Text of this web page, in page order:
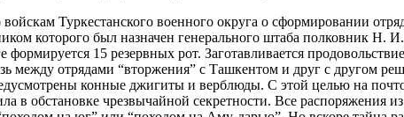
Туркестанского военного округа о сформировании
которого был назначен генерального штаба полковник
15 резервных рот. Заготавливается
между отрядами “вторжения” с Ташкентом и друг с
конные джигиты и верблюды. С этой целью на
в обстановке чрезвычайной секретности. Все распоряжения